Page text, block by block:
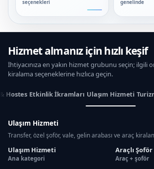
seçenekleri
genelinde
Hizmet almanız için hızlı keşif
İhtiyacınıza en yakın hizmet grubunu seçin; ilgili
kiralama seçeneklerine hızlıca geçin.
Hostes Etkinlik İkramları Ulaşım Hizmeti
Ulaşım Hizmeti
Transfer, özel şoför, vale, gelin arabası ve araç
Ulaşım Hizmeti
Ana kategori
Araçlı Şoför
Araç + şoför